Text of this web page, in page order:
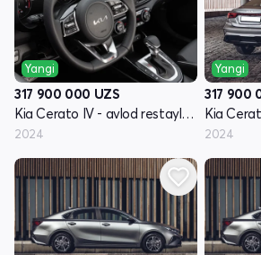
Yangi
317 900 000 UZS
Kia Cerato IV - avlod restayling
2024
Yangi
317 900
2024